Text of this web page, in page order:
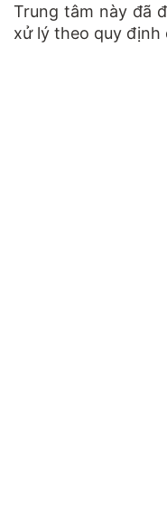
Trung tâm này đã
xử lý theo quy định